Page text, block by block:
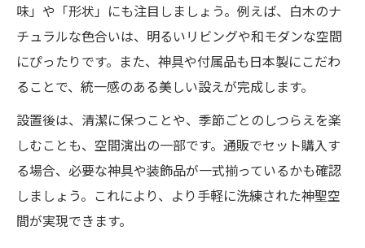
味」や「形状」にも注目しましょう。例えば、白木のナ
チュラルな色合いは、明るいリビングや和モダンな空間
にぴったりです。また、神具や付属品も日本製にこだわ
ることで、統一感のある美しい設えが完成します。
設置後は、清潔に保つことや、季節ごとのしつらえを楽
しむことも、空間演出の一部です。通販でセット購入す
る場合、必要な神具や装飾品が一式揃っているかも確認
しましょう。これにより、より手軽に洗練された神聖空
間が実現できます。